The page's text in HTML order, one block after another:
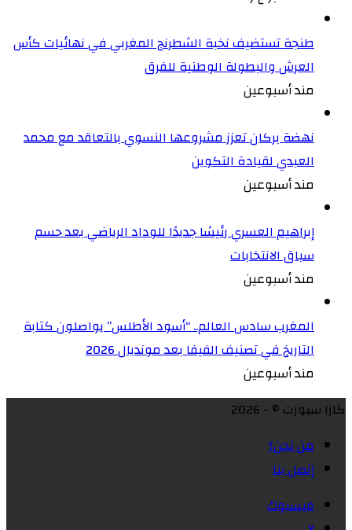
طنجة تستضيف نخبة الشطرنج المغربي في نهائيات كأس
العرش والبطولة الوطنية للفرق
مند أسبوعين
نهضة بركان تعزز مشروعها النسوي بالتعاقد مع محمد
العبدي لقيادة التكوين
مند أسبوعين
إبراهيم العسري رئيسًا جديدًا للوداد الرياضي بعد حسم
سباق الانتخابات
مند أسبوعين
المغرب سادس العالم.. “أسود الأطلس” يواصلون كتابة
التاريخ في تصنيف الفيفا بعد مونديال 2026
مند أسبوعين
كازا سبورت © - 2026
من نحن؟
إتصل بنا
فيسبوك